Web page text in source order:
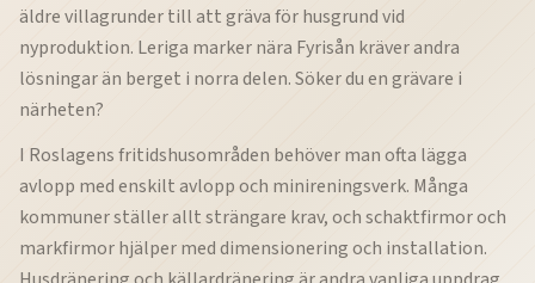
äldre villagrunder till att gräva för husgrund vid
nyproduktion. Leriga marker nära Fyrisån kräver andra
lösningar än berget i norra delen. Söker du en grävare i
närheten?
I Roslagens fritidshusområden behöver man ofta lägga
avlopp med enskilt avlopp och minireningsverk. Många
kommuner ställer allt strängare krav, och schaktfirmor och
markfirmor hjälper med dimensionering och installation.